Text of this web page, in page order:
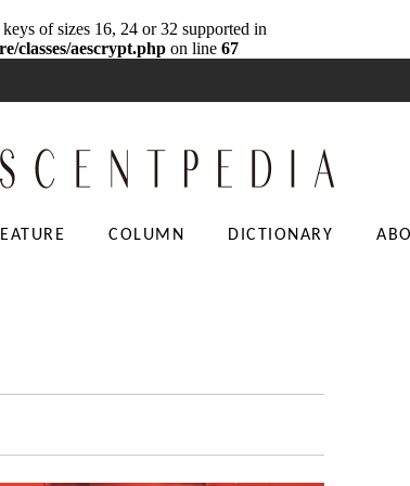
of sizes 16, 24 or 32 supported in
classes/aescrypt.php on line 67
COLUMN DICTIONARY